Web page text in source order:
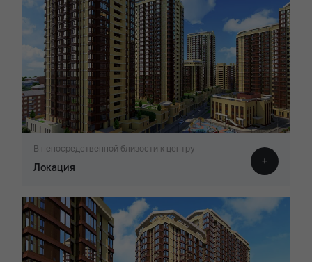
В непосредственной близости к центру
Локация